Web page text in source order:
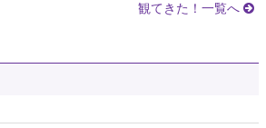
観てきた！一覧へ